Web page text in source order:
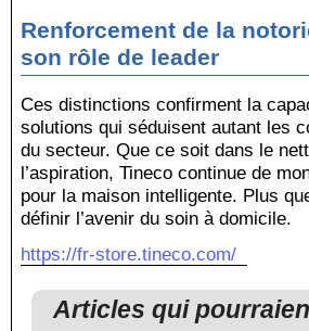
Renforcement de la
son rôle de leader
Ces distinctions confirment la
solutions qui séduisent autant les
du secteur. Que ce soit dans le
l’aspiration, Tineco continue de
pour la maison intelligente. Plus
définir l’avenir du soin à domicile.
https://fr-store.tineco.com/
Articles qui